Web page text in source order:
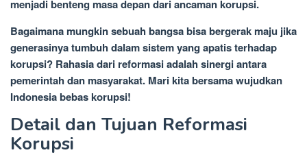
menjadi benteng masa depan dari ancaman korupsi.
Bagaimana mungkin sebuah bangsa bisa bergerak maju jika
generasinya tumbuh dalam sistem yang apatis terhadap
korupsi? Rahasia dari reformasi adalah sinergi antara
pemerintah dan masyarakat. Mari kita bersama wujudkan
Indonesia bebas korupsi!
Detail dan Tujuan Reformasi
Korupsi